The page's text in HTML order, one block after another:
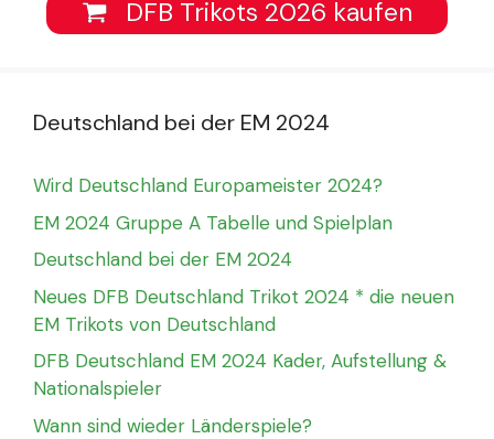
DFB Trikots 2026 kaufen
Deutschland bei der EM 2024
Wird Deutschland Europameister 2024?
EM 2024 Gruppe A Tabelle und Spielplan
Deutschland bei der EM 2024
Neues DFB Deutschland Trikot 2024 * die neuen
EM Trikots von Deutschland
DFB Deutschland EM 2024 Kader, Aufstellung &
Nationalspieler
Wann sind wieder Länderspiele?